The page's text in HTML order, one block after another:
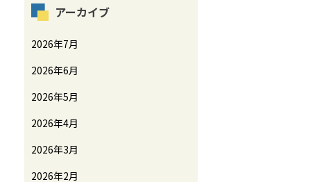
アーカイブ
2026年7月
2026年6月
2026年5月
2026年4月
2026年3月
2026年2月